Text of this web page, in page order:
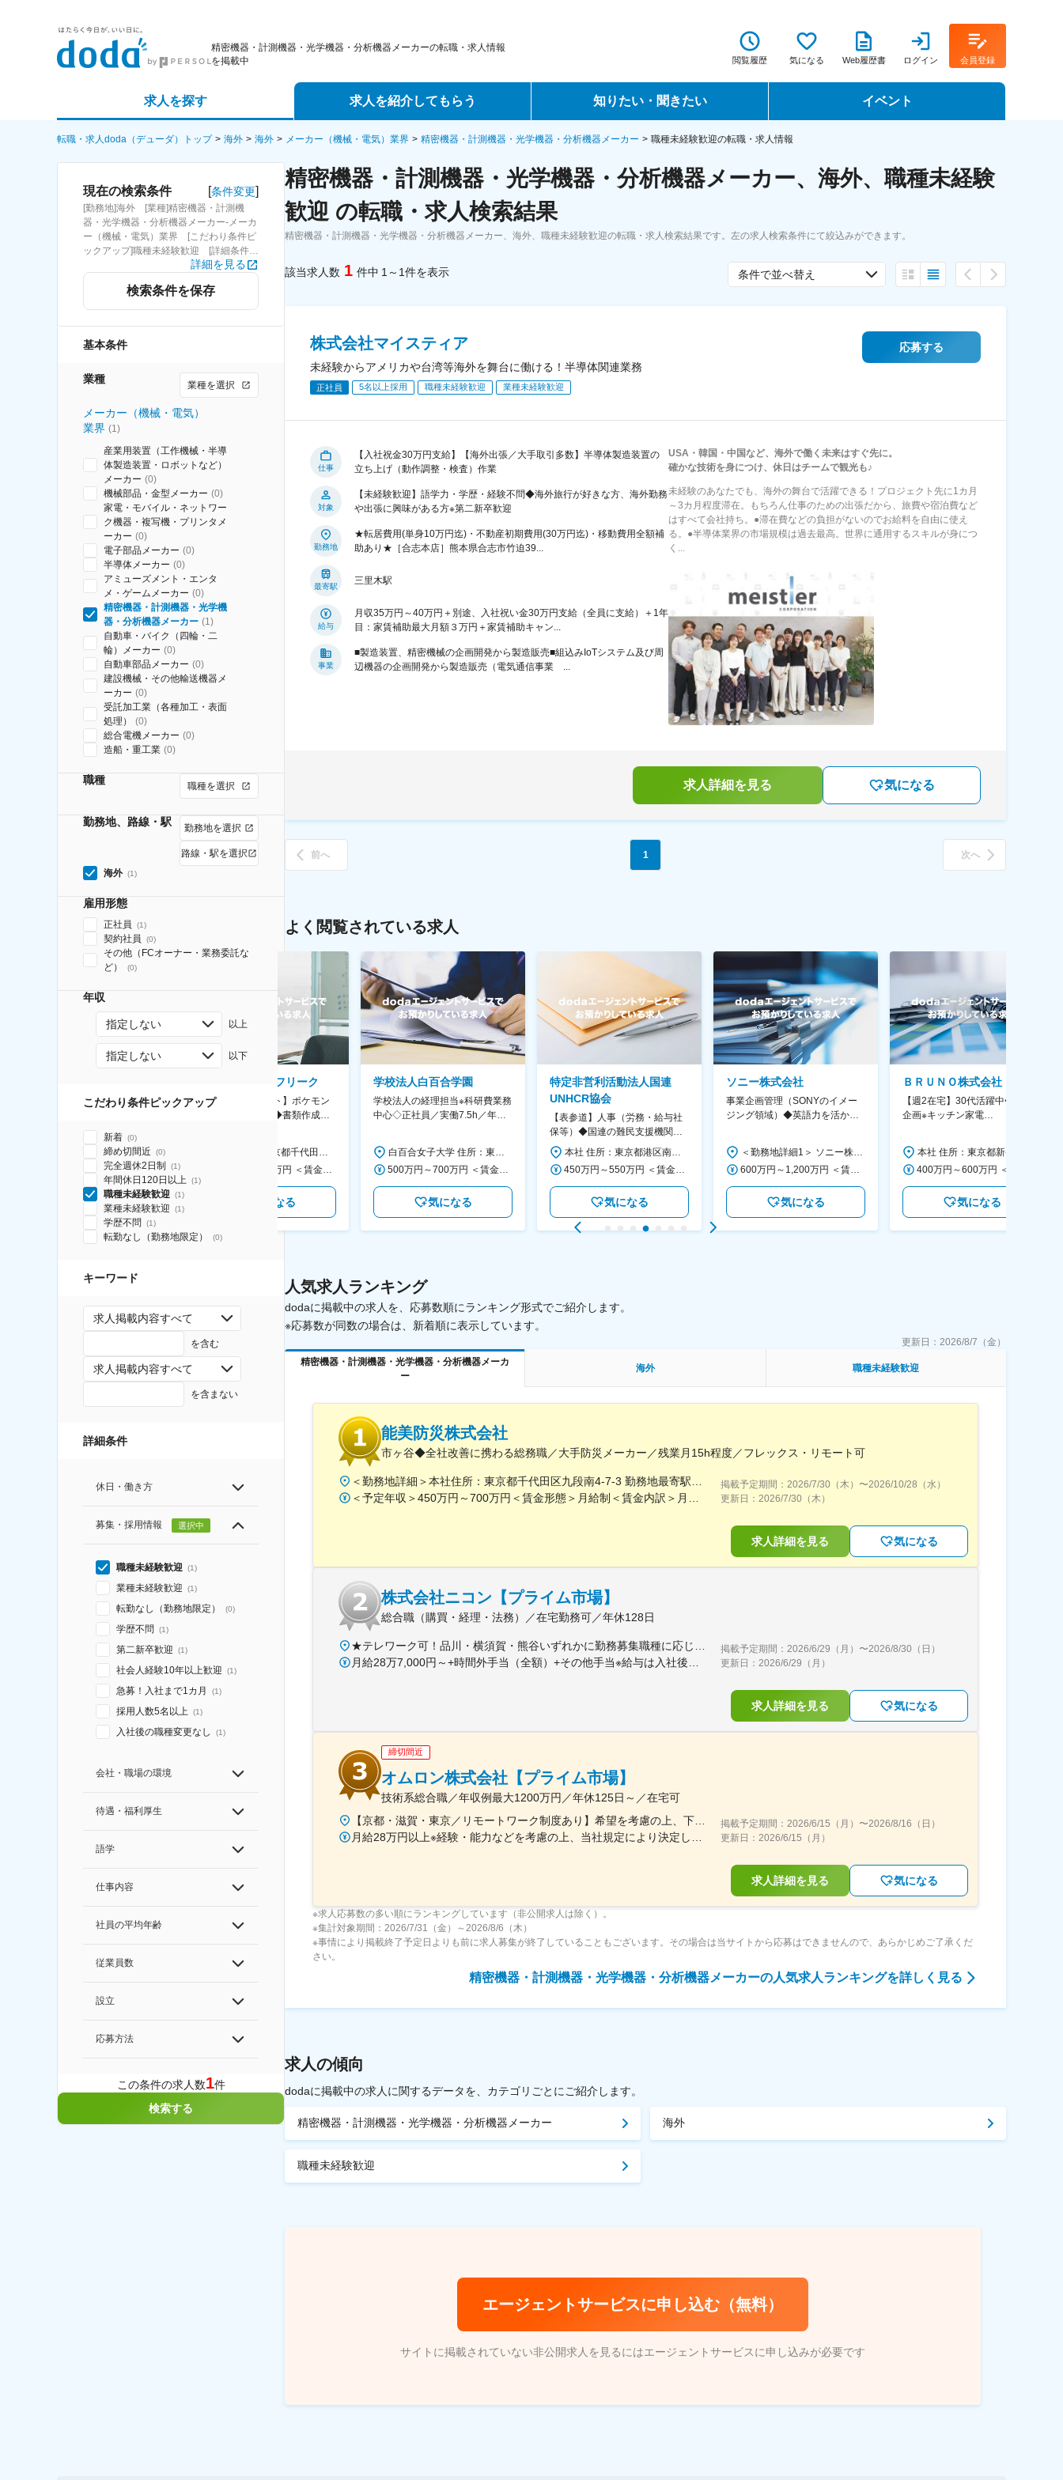
精密機器・計測機器・光学機器・分析機器メーカーの転職・求人情報
を掲載中
閲覧履歴 気になる Web履歴書 ログイン 会員登録
求人を探す
詳細条件から探す
求人特集から探す
求人を紹介してもらう
エージェントサービス
スカウトサービス
パートナーエージェントサービス
知りたい・聞きたい
転職ノウハウ
データで見る転職
コラム・インタビュー
イベント
転職イベント・転職セミナー
転職フェア
転職・求人doda（デューダ）トップ 海外 海外 メーカー（機械・電気）業界 精密機器・計測機器・光学機器・分析機器メーカー 職種未経験歓迎の転職・求人情報
現在の検索条件 [条件変更]
[勤務地]海外 [業種]精密機器・計測機
器・光学機器・分析機器メーカー-メーカ
ー（機械・電気）業界 [こだわり条件ピ
ックアップ]職種未経験歓迎 [詳細条件]
(募集・採用情報)職種未経験歓迎
詳細を見る
検索条件を保存
基本条件
業種 業種を選択
メーカー（機械・電気）
業界 (1)
産業用装置（工作機械・半導
体製造装置・ロボットなど）
メーカー (0)
機械部品・金型メーカー (0)
家電・モバイル・ネットワー
ク機器・複写機・プリンタメ
ーカー (0)
電子部品メーカー (0)
半導体メーカー (0)
アミューズメント・エンタ
メ・ゲームメーカー (0)
精密機器・計測機器・光学機
器・分析機器メーカー (1)
自動車・バイク（四輪・二
輪）メーカー (0)
自動車部品メーカー (0)
建設機械・その他輸送機器メ
ーカー (0)
受託加工業（各種加工・表面
処理）
(0)
総合電機メーカー (0)
造船・重工業 (0)
職種 職種を選択
勤務地、路線・駅 勤務地を選択
路線・駅を選択
海外 (1)
雇用形態
正社員 (1)
契約社員 (0)
その他（FCオーナー・業務委託な
ど）
(0)
年収
指定しない 以上
指定しない 以下
こだわり条件ピックアップ
新着 (0)
締め切間近 (0)
完全週休2日制 (1)
年間休日120日以上 (1)
職種未経験歓迎 (1)
業種未経験歓迎 (1)
学歴不問 (1)
転勤なし（勤務地限定） (0)
キーワード
求人掲載内容すべて
を含む
求人掲載内容すべて
を含まない
詳細条件
休日・働き方
募集・採用情報 選択中
職種未経験歓迎 (1)
業種未経験歓迎 (1)
転勤なし（勤務地限定） (0)
学歴不問 (1)
第二新卒歓迎 (1)
社会人経験10年以上歓迎 (1)
急募！入社まで1カ月 (1)
採用人数5名以上 (1)
入社後の職種変更なし (1)
会社・職場の環境
待遇・福利厚生
語学
仕事内容
社員の平均年齢
従業員数
設立
応募方法
この条件の求人数1件
検索する
精密機器・計測機器・光学機器・分析機器メーカー、海外、職種未経験
歓迎 の転職・求人検索結果
精密機器・計測機器・光学機器・分析機器メーカー、海外、職種未経験歓迎の転職・求人検索結果です。左の求人検索条件にて絞込みができます。
該当求人数 1 件中 1～1件を表示 条件で並べ替え
株式会社マイスティア
未経験からアメリカや台湾等海外を舞台に働ける！半導体関連業務
正社員 5名以上採用 職種未経験歓迎 業種未経験歓迎
応募する
仕事
【入社祝金30万円支給】【海外出張／大手取引多数】半導体製造装置の
立ち上げ（動作調整・検査）作業
対象
【未経験歓迎】語学力・学歴・経験不問◆海外旅行が好きな方、海外勤務
や出張に興味がある方※第二新卒歓迎
勤務地
★転居費用(単身10万円迄)・不動産初期費用(30万円迄)・移動費用全額補
助あり★［合志本店］熊本県合志市竹迫39...
最寄駅
三里木駅
給与
月収35万円～40万円＋別途、入社祝い金30万円支給（全員に支給）＋1年
目：家賃補助最大月額３万円＋家賃補助キャン...
事業
■製造装置、精密機械の企画開発から製造販売■組込みIoTシステム及び周
辺機器の企画開発から製造販売（電気通信事業 ...
USA・韓国・中国など、海外で働く未来はすぐ先に。
確かな技術を身につけ、休日はチームで観光も♪
未経験のあなたでも、海外の舞台で活躍できる！プロジェクト先に1カ月
～3カ月程度滞在。もちろん仕事のための出張だから、旅費や宿泊費など
はすべて会社持ち。●滞在費などの負担がないのでお給料を自由に使え
る。●半導体業界の市場規模は過去最高。世界に通用するスキルが身につ
く...
求人詳細を見る 気になる
前へ 1 次へ
よく閲覧されている求人
【横浜※一般職/転勤なし】庶
やDXに向けたシステム利用等～
AGC横浜テクニカルセンター 住所：神奈川県横浜市鶴見区末広町1-1 勤務地最寄駅：JR線／弁天橋駅 受動喫煙対策：敷地内喫煙可能場所あり 変更の範囲：無
400万円～550万円 ＜賃金形態＞ 月給制 固定給＋業績給 ＜賃金内訳＞ 月額（基本給）：230,000円～280,000円 ＜月給＞ 230,000円～280,000円 ＜昇給有無＞ 有 ＜残業手当＞ 有 ＜給与補足＞ ※上記はあくまで最低保証額です。実際にはこれまでの経験やスキルを考慮の上、決定します。 年収には残業代は含めておりません。 ■昇給：年1回 ■賞与：年2回 賃金はあくまでも目安の金額であり、選考を通じて上下する可能性があります。 月給(月額)は固定手当を含めた表記です。
気になる
株式会社ゲームフリーク
【庶務アシスタント】ポケモン
シリーズ開発企業◆書類作成・
気になる
学校法人白百合学園
学校法人の経理担当※科研費業務
中心◇正社員／実働7.5h／年休
気になる
特定非営利活動法人国連
UNHCR協会
【表参道】人事（労務・給与社
保等）◆国連の難民支援機関の
活動を支える日本公式支援窓口
◆正職員登用前提
気になる
ソニー株式会社
事業企画管理（SONYのイメー
ジング領域）◆英語力を活か
気になる
ＢＲＵＮＯ株式会社
【週2在宅】30代活躍中◆商品
企画※キッチン家電
気になる
人気求人ランキング
dodaに掲載中の求人を、応募数順にランキング形式でご紹介します。
※応募数が同数の場合は、新着順に表示しています。
更新日： 2026/8/7（金）
精密機器・計測機器・光学機器・分析機器メーカ
ー
海外 職種未経験歓迎
能美防災株式会社
市ヶ谷◆全社改善に携わる総務職／大手防災メーカー／残業月15h程度／フレックス・リモート可
掲載予定期間： 2026/7/30（木） 〜2026/10/28（水）
更新日： 2026/7/30（木）
求人詳細を見る 気になる
株式会社ニコン【プライム市場】
総合職（購買・経理・法務）／在宅勤務可／年休128日
掲載予定期間： 2026/6/29（月） 〜2026/8/30（日）
更新日： 2026/6/29（月）
求人詳細を見る 気になる
締切間近
オムロン株式会社【プライム市場】
技術系総合職／年収例最大1200万円／年休125日～／在宅可
掲載予定期間： 2026/6/15（月） 〜2026/8/16（日）
更新日： 2026/6/15（月）
求人詳細を見る 気になる
※求人応募数の多い順にランキングしています（非公開求人は除く）。
※集計対象期間：2026/7/31（金）～2026/8/6（木）
※事情により掲載終了予定日よりも前に求人募集が終了していることもございます。その場合は当サイトから応募はできませんので、あらかじめご了承くだ
さい。
精密機器・計測機器・光学機器・分析機器メーカーの人気求人ランキングを詳しく見る
求人の傾向
dodaに掲載中の求人に関するデータを、カテゴリごとにご紹介します。
精密機器・計測機器・光学機器・分析機器メーカー 海外
職種未経験歓迎
エージェントサービスに申し込む（無料）
サイトに掲載されていない非公開求人を見るにはエージェントサービスに申し込みが必要です